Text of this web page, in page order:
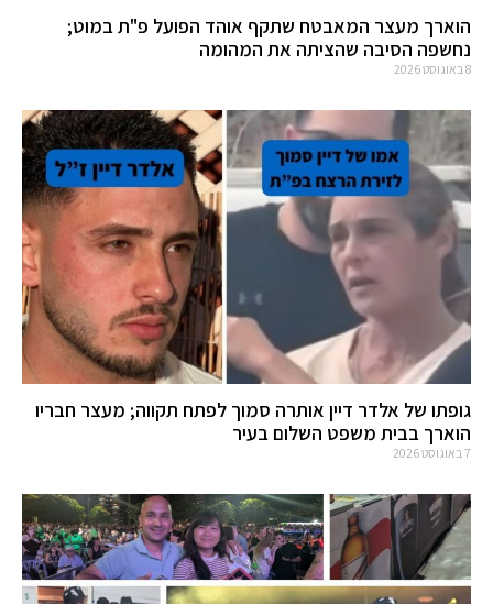
הוארך מעצר המאבטח שתקף אוהד הפועל פ"ת במוט;
נחשפה הסיבה שהציתה את המהומה
8 באוגוסט 2026
גופתו של אלדר דיין אותרה סמוך לפתח תקווה; מעצר חבריו
הוארך בבית משפט השלום בעיר
7 באוגוסט 2026